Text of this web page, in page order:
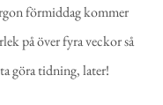
förmiddag kommer
på över fyra veckor så
göra tidning, later!